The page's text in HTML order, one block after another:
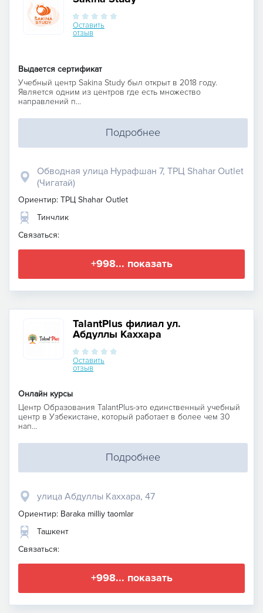
Оставить
отзыв
Выдается сертификат
Учебный центр Sakina Study был открыт в 2018 году.
Является одним из центров где есть множество
направлений п...
Подробнее
Обводная улица Нурафшан 7, ТРЦ Shahar Outlet
(Чигатай)
Ориентир: ТРЦ Shahar Outlet
Тинчлик
Связаться:
+998... показать
TalantPlus филиал ул.
Абдуллы Каххара
Оставить
отзыв
Онлайн курсы
Центр Образования TalantPlus-это единственный учебный
центр в Узбекистане, который работает в более чем 30
нап...
Подробнее
улица Абдуллы Каххара, 47
Ориентир: Baraka milliy taomlar
Ташкент
Связаться:
+998... показать